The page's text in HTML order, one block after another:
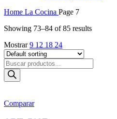
Home La Cocina Page 7
Showing 73–84 of 85 results
Mostrar9 12 18 24
Búsqueda
de
productos
Comparar